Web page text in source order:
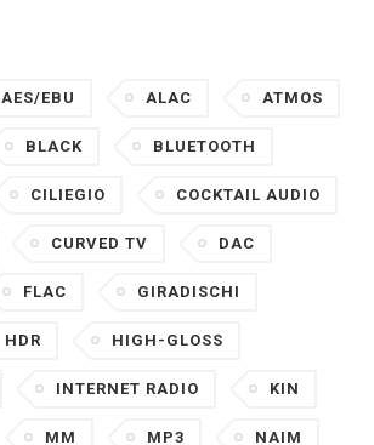
AES/EBU ALAC ATMOS
BLACK BLUETOOTH
CILIEGIO COCKTAIL AUDIO
CURVED TV DAC
FLAC GIRADISCHI
HDR HIGH-GLOSS
INTERNET RADIO KIN
MM MP3 NAIM